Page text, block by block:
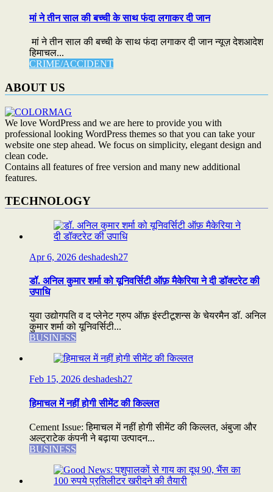
मां ने तीन साल की बच्ची के साथ फंदा लगाकर दी जान
मां ने तीन साल की बच्ची के साथ फंदा लगाकर दी जान न्यूज़ देशआदेश
हिमाचल...
CRIME/ACCIDENT
ABOUT US
We love WordPress and we are here to provide you with
professional looking WordPress themes so that you can take your
website one step ahead. We focus on simplicity, elegant design and
clean code.
Contains all features of free version and many new additional
features.
TECHNOLOGY
Apr 6, 2026 deshadesh27
डॉ. अनिल कुमार शर्मा को यूनिवर्सिटी ऑफ़ मैकेरिया ने दी डॉक्टरेट की
उपाधि
युवा उद्योगपति व द प्लेनेट ग्रुप ऑफ़ इंस्टीटूशन्स के चेयरमैन डॉ. अनिल
कुमार शर्मा को यूनिवर्सिटी...
BUSINESS
Feb 15, 2026 deshadesh27
हिमाचल में नहीं होगी सीमेंट की किल्लत
Cement Issue: हिमाचल में नहीं होगी सीमेंट की किल्लत, अंबुजा और
अल्ट्राटेक कंपनी ने बढ़ाया उत्पादन...
BUSINESS